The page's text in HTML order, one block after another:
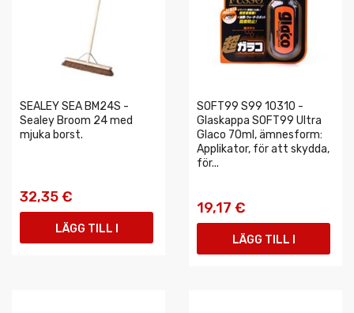
SEALEY SEA BM24S -
Sealey Broom 24 med
mjuka borst.
32,35 €
LÄGG TILL I
SOFT99 S99 10310 -
Glaskappa SOFT99 Ultra
Glaco 70ml, ämnesform:
Applikator, för att skydda,
för...
19,17 €
LÄGG TILL I